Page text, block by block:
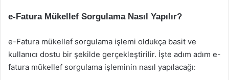
e-Fatura Mükellef Sorgulama Nasıl Yapılır?
e-Fatura mükellef sorgulama işlemi oldukça basit ve
kullanıcı dostu bir şekilde gerçekleştirilir. İşte adım adım e-
fatura mükellef sorgulama işleminin nasıl yapılacağı: